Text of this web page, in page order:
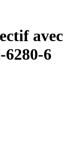
avec
6